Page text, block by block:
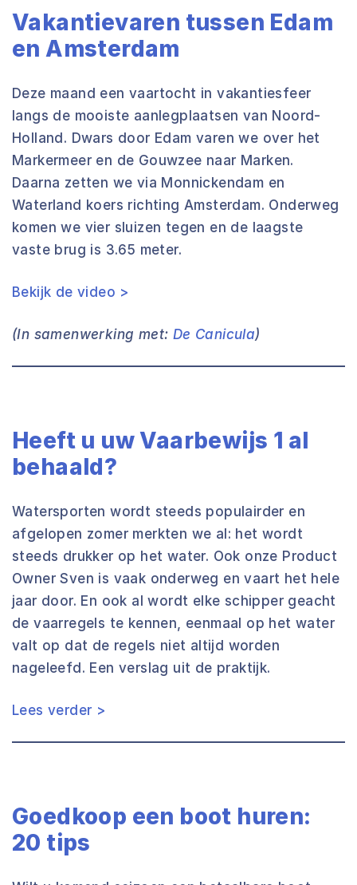
Vakantievaren tussen Edam
en Amsterdam
Deze maand een vaartocht in vakantiesfeer
langs de mooiste aanlegplaatsen van Noord-
Holland. Dwars door Edam varen we over het
Markermeer en de Gouwzee naar Marken.
Daarna zetten we via Monnickendam en
Waterland koers richting Amsterdam. Onderweg
komen we vier sluizen tegen en de laagste
vaste brug is 3.65 meter.
Bekijk de video >
(In samenwerking met: De Canicula)
Heeft u uw Vaarbewijs 1 al
behaald?
Watersporten wordt steeds populairder en
afgelopen zomer merkten we al: het wordt
steeds drukker op het water. Ook onze Product
Owner Sven is vaak onderweg en vaart het hele
jaar door. En ook al wordt elke schipper geacht
de vaarregels te kennen, eenmaal op het water
valt op dat de regels niet altijd worden
nageleefd. Een verslag uit de praktijk.
Lees verder >
Goedkoop een boot huren:
20 tips